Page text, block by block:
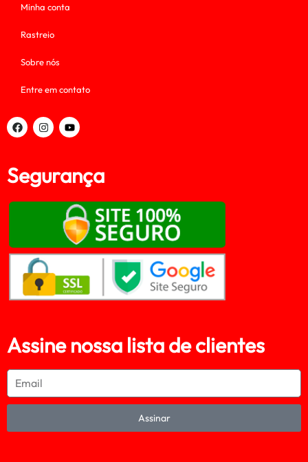
Minha conta
Rastreio
Sobre nós
Entre em contato
Segurança
Assine nossa lista de clientes
Assinar